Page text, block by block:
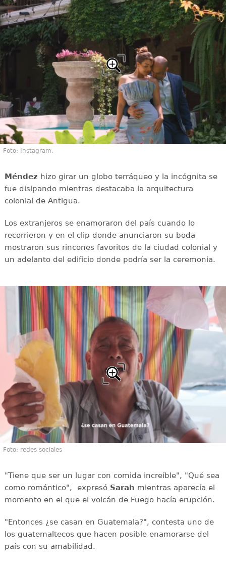
Foto: Instagram.
Méndez hizo girar un globo terráqueo y la incógnita se
fue disipando mientras destacaba la arquitectura
colonial de Antigua.
Los extranjeros se enamoraron del país cuando lo
recorrieron y en el clip donde anunciaron su boda
mostraron sus rincones favoritos de la ciudad colonial y
un adelanto del edificio donde podría ser la ceremonia.
Foto: redes sociales
"Tiene que ser un lugar con comida increíble", "Qué sea
como romántico", expresó Sarah mientras aparecía el
momento en el que el volcán de Fuego hacía erupción.
"Entonces ¿se casan en Guatemala?", contesta uno de
los guatemaltecos que hacen posible enamorarse del
país con su amabilidad.